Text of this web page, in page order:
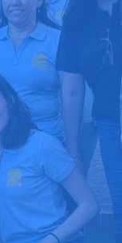
gratis
52 24
en nosotros